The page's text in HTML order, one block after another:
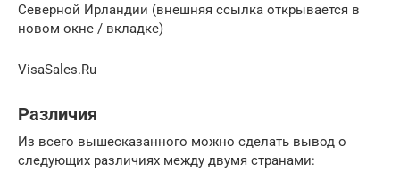
Северной Ирландии (внешняя ссылка открывается в
новом окне / вкладке)
VisaSales.Ru
Различия
Из всего вышесказанного можно сделать вывод о
следующих различиях между двумя странами: